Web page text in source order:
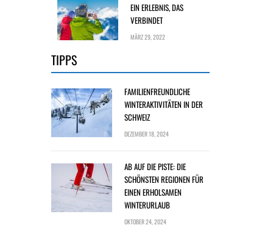
EIN ERLEBNIS, DAS
VERBINDET
MÄRZ 29, 2022
TIPPS
FAMILIENFREUNDLICHE
WINTERAKTIVITÄTEN IN DER
SCHWEIZ
DEZEMBER 18, 2024
AB AUF DIE PISTE: DIE
SCHÖNSTEN REGIONEN FÜR
EINEN ERHOLSAMEN
WINTERURLAUB
OKTOBER 24, 2024